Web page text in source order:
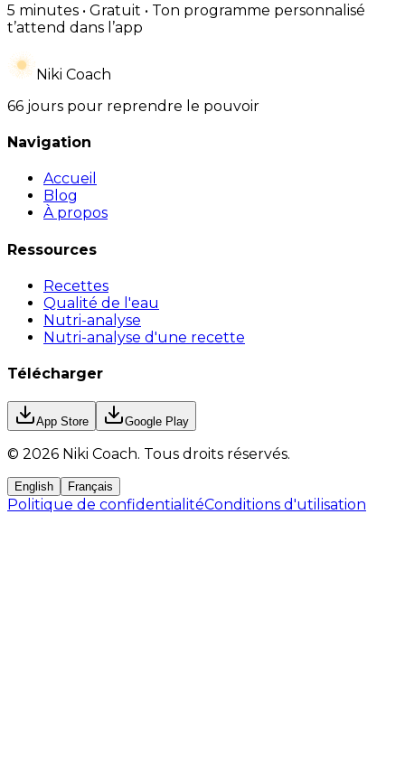
5 minutes • Gratuit • Ton programme personnalisé
t’attend dans l’app
Niki Coach
66 jours pour reprendre le pouvoir
Navigation
Accueil
Blog
À propos
Ressources
Recettes
Qualité de l'eau
Nutri-analyse
Nutri-analyse d'une recette
Télécharger
App Store Google Play
© 2026 Niki Coach. Tous droits réservés.
English Français
Politique de confidentialitéConditions d'utilisation